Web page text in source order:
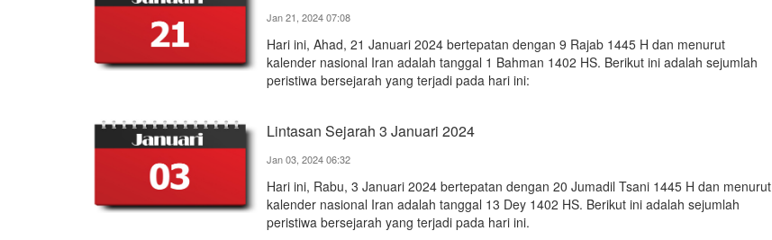
Jan 21, 2024 07:08
Hari ini, Ahad, 21 Januari 2024 bertepatan dengan 9 Rajab 1445 H dan menurut
kalender nasional Iran adalah tanggal 1 Bahman 1402 HS. Berikut ini adalah sejumlah
peristiwa bersejarah yang terjadi pada hari ini:
Lintasan Sejarah 3 Januari 2024
Jan 03, 2024 06:32
Hari ini, Rabu, 3 Januari 2024 bertepatan dengan 20 Jumadil Tsani 1445 H dan menurut
kalender nasional Iran adalah tanggal 13 Dey 1402 HS. Berikut ini adalah sejumlah
peristiwa bersejarah yang terjadi pada hari ini.